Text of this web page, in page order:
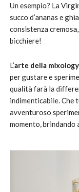
Un esempio? La
succo d’ananas e
consistenza
bicchiere!
L’arte della mixology
per gustare e
qualità farà la
indimenticabile. Che
avventuroso
momento,